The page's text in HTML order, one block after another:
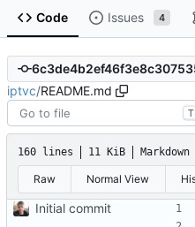
Code Issues 4
iptvc/README.md
T
160 lines 11 KiB Markdown
Raw Normal View
Initial commit